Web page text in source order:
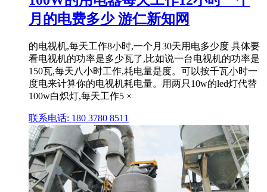
月的电费多少 游仁新知网
的电视机,每天工作8小时,一个月30天用电多少度 具体要
看电视机的功率是多少瓦了,比如说一台电视机的功率是
150瓦,每天八小时工作,耗电量是度。可以按千瓦小时一
度电来计算你的电视机耗电量。用两只10w的led灯代替
100w白炽灯,每天工作5 ×
联系电话: 180 3780 8511